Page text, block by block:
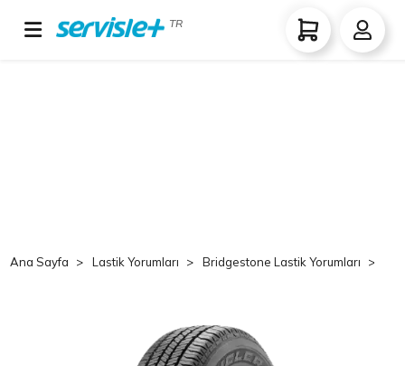
TR
Ana Sayfa Lastik Yorumları Bridgestone Lastik Yorumları